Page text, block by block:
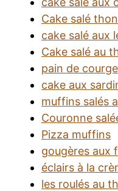
Cake salé
cake salé aux
Cake salé au
pain de
cake aux
muffins salés
Couronne
Pizza muffins
gougères aux
éclairs à la
les roulés au